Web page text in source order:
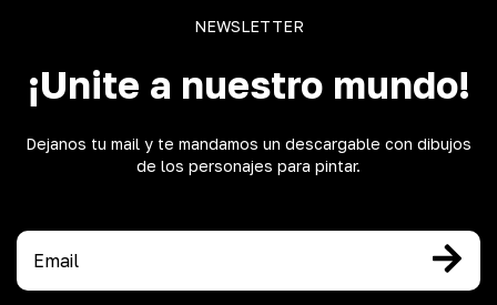
NEWSLETTER
¡Unite a nuestro mundo!
Dejanos tu mail y te mandamos un descargable con dibujos
de los personajes para pintar.